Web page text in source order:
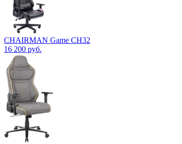
CHAIRMAN Game CH32
16 200 руб.